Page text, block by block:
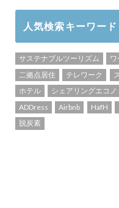
人気検索キーワード
サステナブルツーリズム
二拠点居住
テレワーク
ホテル
シェアリングエコノ
ADDress
Airbnb HafH
脱炭素